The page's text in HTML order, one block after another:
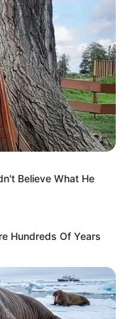
Believe What He
Hundreds Of Years